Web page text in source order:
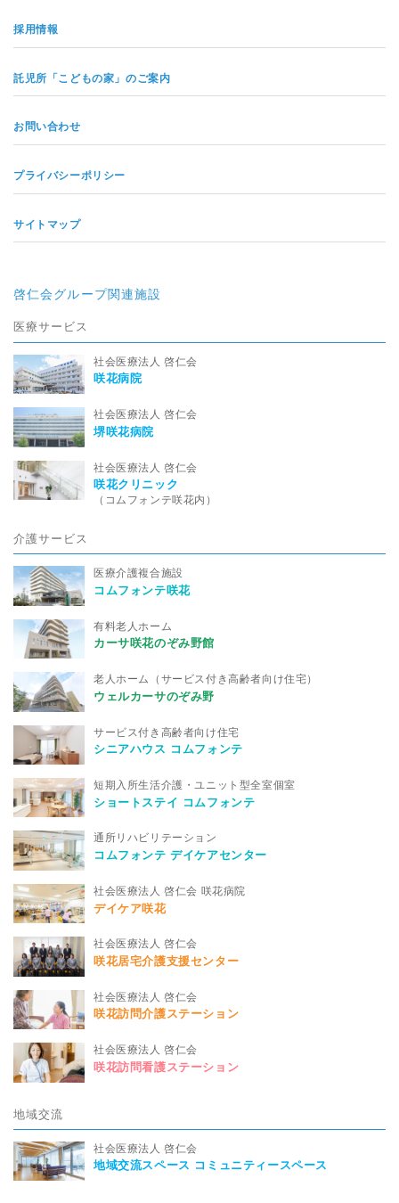
採用情報
託児所「こどもの家」のご案内
お問い合わせ
プライバシーポリシー
サイトマップ
啓仁会グループ関連施設
医療サービス
社会医療法人 啓仁会
咲花病院
社会医療法人 啓仁会
堺咲花病院
社会医療法人 啓仁会
咲花クリニック
（コムフォンテ咲花内）
介護サービス
医療介護複合施設
コムフォンテ咲花
有料老人ホーム
カーサ咲花のぞみ野館
老人ホーム（サービス付き高齢者向け住宅）
ウェルカーサのぞみ野
サービス付き高齢者向け住宅
シニアハウス コムフォンテ
短期入所生活介護・ユニット型全室個室
ショートステイ コムフォンテ
通所リハビリテーション
コムフォンテ デイケアセンター
社会医療法人 啓仁会 咲花病院
デイケア咲花
社会医療法人 啓仁会
咲花居宅介護支援センター
社会医療法人 啓仁会
咲花訪問介護ステーション
社会医療法人 啓仁会
咲花訪問看護ステーション
地域交流
社会医療法人 啓仁会
地域交流スペース コミュニティースペース